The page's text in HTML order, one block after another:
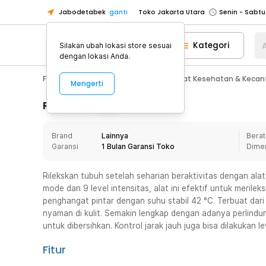
Jabodetabek ganti Toko Jakarta Utara
Toko Tangerang
Toko Cikupa
Pick n Go Jakarta Barat
Senin -
Pick n Go Bekasi
Senin - Jumat
Senin - Jumat
Senin -
Senin -
Toko Tangerang
Toko Cikupa
Pick n Go Jakarta Barat
Senin -
Pick n Go Bekasi
Senin - Jumat
Kategori
Fashion, Make Up & Beauty Care Alat Kesehatan &
Rincian Produk
Brand
Lainnya
Garansi
1 Bulan Garansi Toko
Rilekskan tubuh setelah seharian beraktivitas dengan
mode dan 9 level intensitas, alat ini efektif untuk
penghangat pintar dengan suhu stabil 42 °C. Terbuat
nyaman di kulit. Semakin lengkap dengan adanya
untuk dibersihkan. Kontrol jarak jauh juga bisa dilakukan
Fitur
Silakan ubah lokasi store sesuai
dengan lokasi Anda.
Mengerti